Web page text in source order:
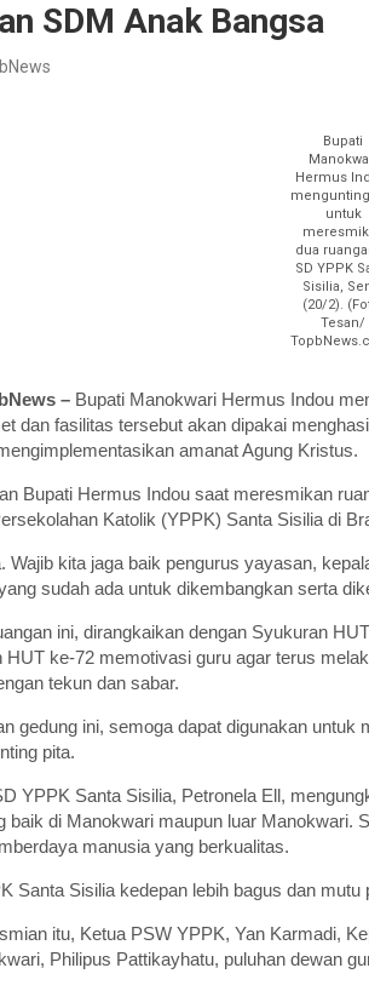
SDM Anak Bangsa
Bupati
Hermus
untuk
dua
SD YPPK
Sisilia,
(20/2).
Tesan/
– Bupati Manokwari Hermus Indou
dan fasilitas tersebut akan dipakai
amanat Agung Kristus.
Bupati Hermus Indou saat meresmikan
Katolik (YPPK) Santa Sisilia di
Wajib kita jaga baik pengurus yayasan,
sudah ada untuk dikembangkan serta
ini, dirangkaikan dengan Syukuran
HUT ke-72 memotivasi guru agar terus
tekun dan sabar.
gedung ini, semoga dapat digunakan
pita.
YPPK Santa Sisilia, Petronela Ell,
baik di Manokwari maupun luar
manusia yang berkualitas.
Santa Sisilia kedepan lebih bagus dan mutu
itu, Ketua PSW YPPK, Yan Karmadi,
Philipus Pattikayhatu, puluhan dewan